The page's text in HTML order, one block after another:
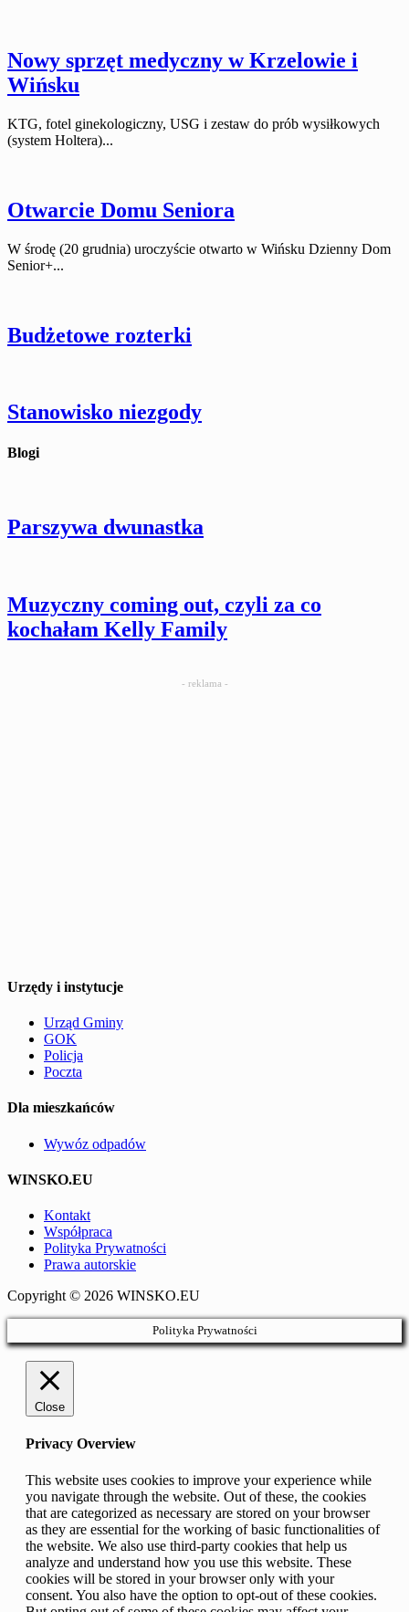
Nowy sprzęt medyczny w Krzelowie i
Wińsku
KTG, fotel ginekologiczny, USG i zestaw do prób wysiłkowych
(system Holtera)...
Otwarcie Domu Seniora
W środę (20 grudnia) uroczyście otwarto w Wińsku Dzienny Dom
Senior+...
Budżetowe rozterki
Stanowisko niezgody
Blogi
Parszywa dwunastka
Muzyczny coming out, czyli za co
kochałam Kelly Family
- reklama -
Urzędy i instytucje
Urząd Gminy
GOK
Policja
Poczta
Dla mieszkańców
Wywóz odpadów
WINSKO.EU
Kontakt
Współpraca
Polityka Prywatności
Prawa autorskie
Copyright © 2026 WINSKO.EU
Polityka Prywatności
Close
Privacy Overview
This website uses cookies to improve your experience while
you navigate through the website. Out of these, the cookies
that are categorized as necessary are stored on your browser
as they are essential for the working of basic functionalities of
the website. We also use third-party cookies that help us
analyze and understand how you use this website. These
cookies will be stored in your browser only with your
consent. You also have the option to opt-out of these cookies.